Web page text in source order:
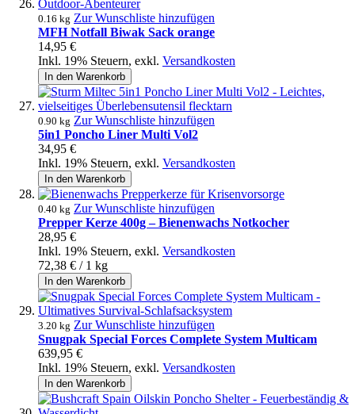
0.16 kg Zur Wunschliste hinzufügen
MFH Notfall Biwak Sack orange
14,95 €
Inkl. 19% Steuern, exkl. Versandkosten
In den Warenkorb
0.90 kg Zur Wunschliste hinzufügen
5in1 Poncho Liner Multi Vol2
34,95 €
Inkl. 19% Steuern, exkl. Versandkosten
In den Warenkorb
0.40 kg Zur Wunschliste hinzufügen
Prepper Kerze 400g – Bienenwachs Notkocher
28,95 €
Inkl. 19% Steuern, exkl. Versandkosten
72,38 € / 1 kg
In den Warenkorb
3.20 kg Zur Wunschliste hinzufügen
Snugpak Special Forces Complete System Multicam
639,95 €
Inkl. 19% Steuern, exkl. Versandkosten
In den Warenkorb